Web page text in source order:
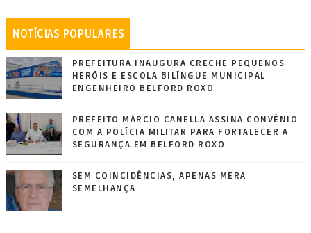
NOTÍCIAS POPULARES
PREFEITURA INAUGURA CRECHE PEQUENOS
HERÓIS E ESCOLA BILÍNGUE MUNICIPAL
ENGENHEIRO BELFORD ROXO
PREFEITO MÁRCIO CANELLA ASSINA CONVÊNIO
COM A POLÍCIA MILITAR PARA FORTALECER A
SEGURANÇA EM BELFORD ROXO
SEM COINCIDÊNCIAS, APENAS MERA
SEMELHANÇA